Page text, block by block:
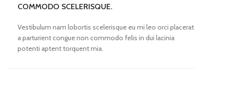
COMMODO SCELERISQUE.
Vestibulum nam lobortis scelerisque eu mi leo orci placerat
a parturient congue non commodo felis in dui lacinia
potenti aptent torquent mia.